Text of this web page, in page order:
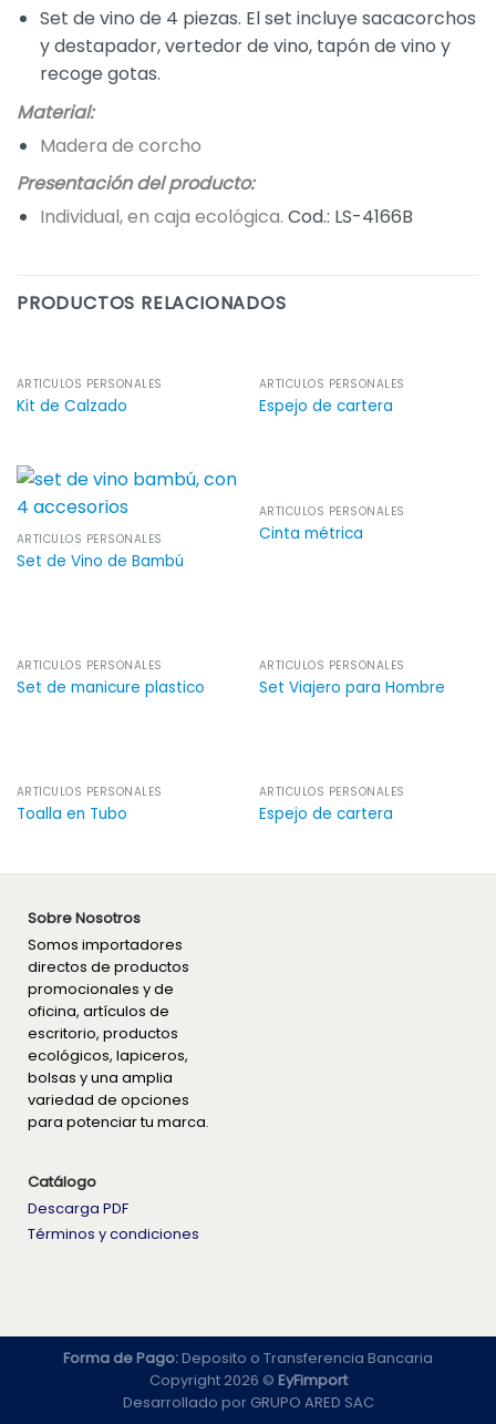
Set de vino de 4 piezas. El set incluye sacacorchos
y destapador, vertedor de vino, tapón de vino y
recoge gotas.
Material:
Madera de corcho
Presentación del producto:
Individual, en caja ecológica. Cod.: LS-4166B
PRODUCTOS RELACIONADOS
ARTÍCULOS PERSONALES
Kit de Calzado
ARTÍCULOS PERSONALES
Espejo de cartera
ARTÍCULOS PERSONALES
Set de Vino de Bambú
ARTÍCULOS PERSONALES
Cinta métrica
ARTÍCULOS PERSONALES
Set de manicure plastico
ARTÍCULOS PERSONALES
Set Viajero para Hombre
ARTÍCULOS PERSONALES
Toalla en Tubo
ARTÍCULOS PERSONALES
Espejo de cartera
Sobre Nosotros
Somos importadores
directos de productos
promocionales y de
oficina, artículos de
escritorio, productos
ecológicos, lapiceros,
bolsas y una amplia
variedad de opciones
para potenciar tu marca.
Catálogo
Descarga PDF
Términos y condiciones
Forma de Pago:Deposito o Transferencia Bancaria
Copyright 2026 © EyFimport
Desarrollado por GRUPO ARED SAC